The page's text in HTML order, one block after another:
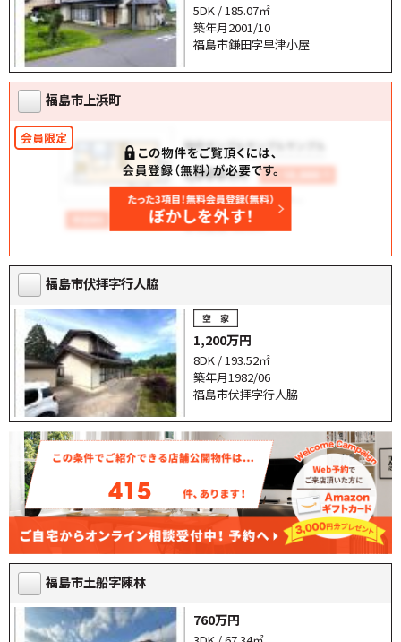
5DK / 185.07㎡
築年月2001/10
福島市鎌田字早津小屋
福島市上浜町
福島市伏拝字行人脇
1,200万円
8DK / 193.52㎡
築年月1982/06
福島市伏拝字行人脇
415
福島市土船字陳林
760万円